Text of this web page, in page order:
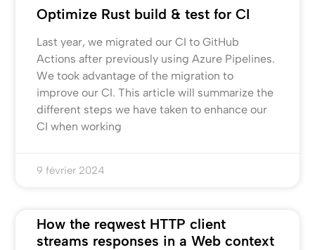
Optimize Rust build & test for CI
Last year, we migrated our CI to GitHub
Actions after previously using Azure Pipelines.
We took advantage of the migration to
improve our CI. This article will summarize the
different steps we have taken to enhance our
CI when working
9 février 2024
How the reqwest HTTP client
streams responses in a Web context